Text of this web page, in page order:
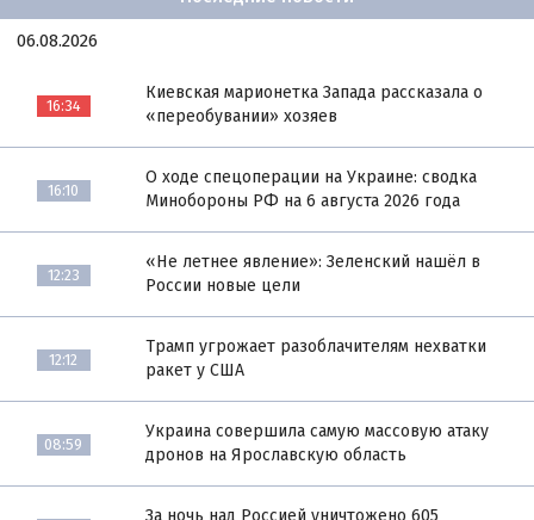
06.08.2026
16:34
Киевская марионетка Запада рассказала о
«переобувании» хозяев
16:10
О ходе спецоперации на Украине: сводка
Минобороны РФ на 6 августа 2026 года
12:23
«Не летнее явление»: Зеленский нашёл в
России новые цели
12:12
Трамп угрожает разоблачителям нехватки
ракет у США
08:59
Украина совершила самую массовую атаку
дронов на Ярославскую область
За ночь над Россией уничтожено 605